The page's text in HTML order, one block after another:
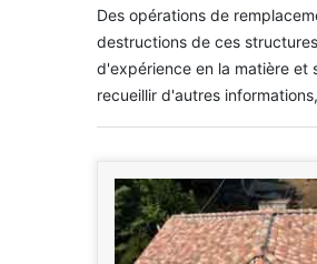
Des opérations de
destructions de ces
d'expérience en la matière et
recueillir d'autres